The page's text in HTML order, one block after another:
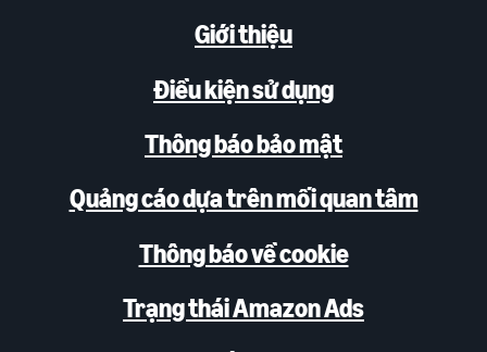
Giới thiệu
Điều kiện sử dụng
Thông báo bảo mật
Quảng cáo dựa trên mối quan tâm
Thông báo về cookie
Trạng thái Amazon Ads